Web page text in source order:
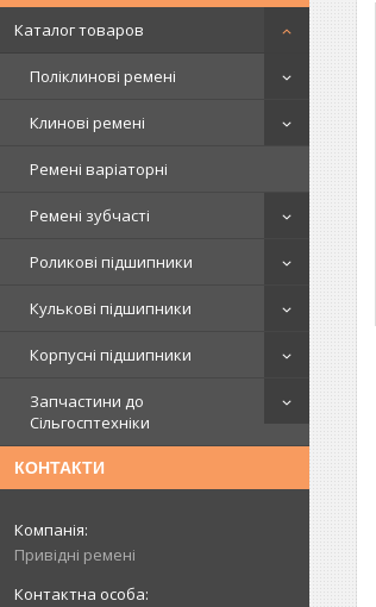
Каталог товаров
Поліклинові ремені
Клинові ремені
Ремені варіаторні
Ремені зубчасті
Роликові підшипники
Кулькові підшипники
Корпусні підшипники
Запчастини до
Сільгосптехніки
КОНТАКТИ
Привідні ремені